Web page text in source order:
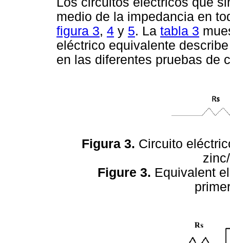
medio de la impedancia en
figura 3, 4 y 5. La tabla 3
eléctrico equivalente
en las diferentes pruebas de
Figura 3. Circuito
Figure 3. Equivalent